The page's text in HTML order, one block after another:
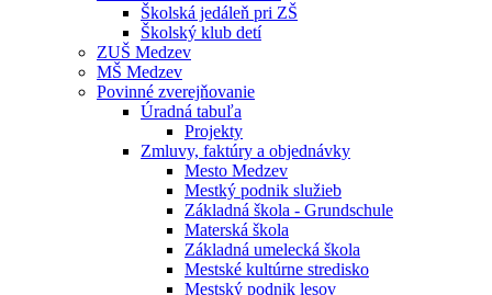
Školská jedáleň pri ZŠ
Školský klub detí
ZUŠ Medzev
MŠ Medzev
Povinné zverejňovanie
Úradná tabuľa
Projekty
Zmluvy, faktúry a objednávky
Mesto Medzev
Mestký podnik služieb
Základná škola - Grundschule
Materská škola
Základná umelecká škola
Mestské kultúrne stredisko
Mestský podnik lesov